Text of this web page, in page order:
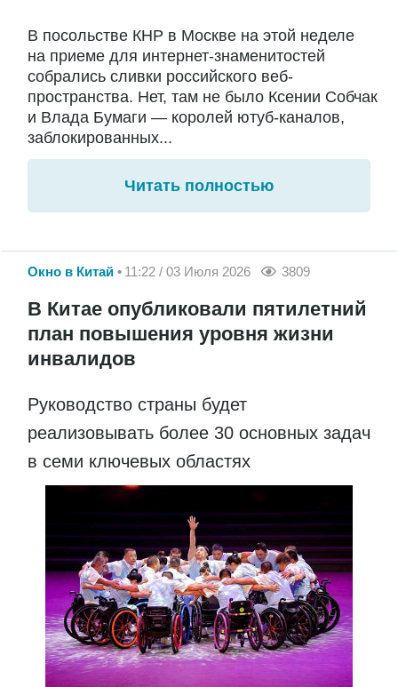
В посольстве КНР в Москве на этой неделе
на приеме для интернет-знаменитостей
собрались сливки российского веб-
пространства. Нет, там не было Ксении Собчак
и Влада Бумаги — королей ютуб-каналов,
заблокированных...
Читать полностью
Окно в Китай 11:22 / 03 Июля 2026 3809
В Китае опубликовали пятилетний
план повышения уровня жизни
инвалидов
Руководство страны будет
реализовывать более 30 основных задач
в семи ключевых областях